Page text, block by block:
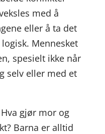
med å
eller å ta det
Mennesket
spesielt ikke når
selv eller med et
gjør mor og
Barna er alltid